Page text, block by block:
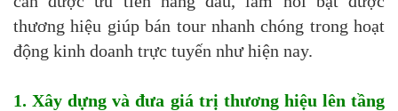
thương hiệu giúp bán tour nhanh chóng trong hoạt
động kinh doanh trực tuyến như hiện nay.
1. Xây dựng và đưa giá trị thương hiệu lên tầng